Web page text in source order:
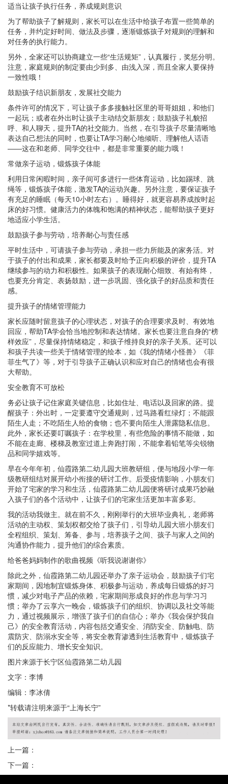
适当让孩子执行任务，养成规则意识
为了帮助孩子了解规则，家长可以在生活中给孩子布置一些简单的
任务，并约定好时间、做法及步骤，逐渐锻炼孩子对规则的理解和
对任务的执行能力。
另外，全家还可以协商建立一些“生活规矩”，认真履行，奖惩分明。
注意，家庭规则的制定要由少到多、由浅入深，而且全家人要保持
一致性哦！
鼓励孩子结识新朋友，发展社交能力
条件许可的情况下，可让孩子多多接触社区里的哥哥姐姐，和他们
一起玩；或者在外出时让孩子主动结交新朋友；鼓励孩子礼貌招
呼、和人聊天，提升TA的社交能力。当然，在引导孩子尽量清晰地
表达自己想法的同时，也要让TA学习耐心地倾听、理解他人话语
——这在和老师、同学交往中，都是非常重要的能力哦！
常做亲子运动，锻炼孩子体能
利用日常闲暇时间，亲子间可多进行一些体育运动，比如踢球、跳
绳等，锻炼孩子体能，激发TA的运动兴趣。另外注意，要保证孩子
有充足的睡眠（每天10小时左右）。睡得好，就更容易养成按时起
床的好习惯。健康活力的体魄和饱满的精神状态，能帮助孩子更好
地适应小学生活。
鼓励孩子参与劳动，培养耐心与责任感
平时生活中，可请孩子参与劳动，承担一些力所能及的家务活。对
于孩子的付出和成果，家长都要及时给予正向积极的评价，提升TA
继续参与的动力和积极性。如果孩子的表现耐心细致、有始有终，
也要充分肯定、表扬鼓励，进一步巩固、强化孩子的好品质和责任
感。
提升孩子的情绪管理能力
家长应随时留意孩子的心理状态，对孩子的合理要求及时、有效地
回应，帮助TA学会恰当地控制和表达情绪。家长也要注意自身的“榜
样效应”，尽量保持情绪稳定，和孩子维持良好的亲子关系。还可以
和孩子共读一些关于情绪管理的绘本，如《我的情绪小怪兽》《菲
菲生气了》等，对于引导孩子正确认识和应对自己的情绪也会有很
大帮助。
安全教育不可放松
务必让孩子记住家庭关键信息，比如住址、电话以及回家的路。提
醒孩子：外出时，一定要遵守交通规则，过马路看红绿灯；不能跟
陌生人走；不吃陌生人给的食物；也不要向陌生人泄露隐私信息。
此外，家长还要叮嘱孩子：在学校里，有些危险的事情不能做，如
不能在走廊、楼梯及教室过道上奔跑打闹，不能拿着铅笔等尖锐物
品和同学嬉戏等。
早在今年年初，仙霞路第二幼儿园大班教研组，便与地段小学一年
级教研组结对展开幼小衔接的研讨工作。后受疫情影响，小朋友们
开始了宅家的学习和生活，仙霞路第二幼儿园便将研讨成果巧妙融
入孩子们的各个活动中，让孩子们的宅家生活更加丰富多彩。
我的活动我做主。就在前不久，刚刚举行的大班毕业典礼，老师将
活动的主动权、策划权都交给了孩子们，引导幼儿园大班小朋友们
全程组织、策划、筹备、参与，培养孩子之间、孩子与家人之间的
沟通协作能力，提升他们的综合素质。
给爸爸妈妈制作的歌曲视频《听我说谢谢你》
除此之外，仙霞路第二幼儿园还举办了亲子运动会，鼓励孩子们宅
家期间，因地制宜锻炼身体、积极参与运动，养成每日锻炼的好习
惯，减少对电子产品的依赖，宅家期间形成良好的作息与学习习
惯；举办了云享六一晚会，锻炼孩子们的组织、协调以及社交等能
力，通过视频展示，增强了孩子们的自信心；举办《我会保护我自
己》的安全教育活动，内容包括交通安全、消防安全、防触电、防
震防灾、防溺水安全等，将安全教育渗透到生活教育中，锻炼孩子
们的反应能力、增长安全知识。
图片来源于长宁区仙霞路第二幼儿园
文字：李博
编辑：李冰倩
*转载请注明来源于“上海长宁”
上一篇：
下一篇：